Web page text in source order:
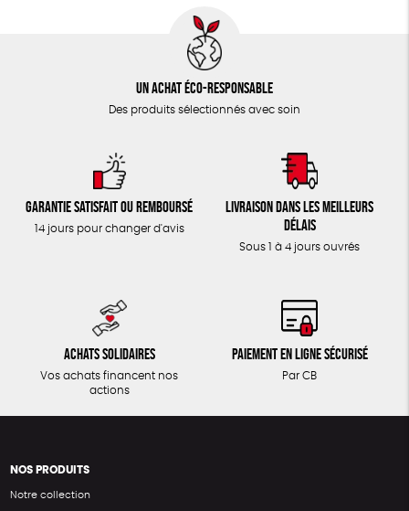
Un achat éco-responsable
Des produits sélectionnés avec soin
Garantie satisfait ou remboursé
14 jours pour changer d'avis
Livraison dans les meilleurs
délais
Sous 1 à 4 jours ouvrés
Achats solidaires
Vos achats financent nos
actions
Paiement en ligne sécurisé
Par CB
NOS PRODUITS
Notre collection